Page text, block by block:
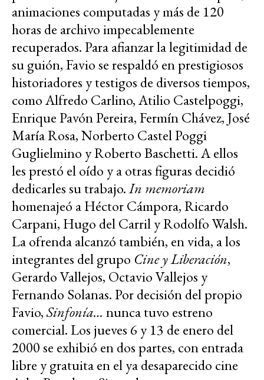
animaciones computadas y más de 120
horas de archivo impecablemente
recuperados. Para afianzar la legitimidad de
su guión, Favio se respaldó en prestigiosos
historiadores y testigos de diversos tiempos,
como Alfredo Carlino, Atilio Castelpoggi,
Enrique Pavón Pereira, Fermín Chávez, José
María Rosa, Norberto Castel Poggi
Guglielmino y Roberto Baschetti. A ellos
les prestó el oído y a otras figuras decidió
dedicarles su trabajo.In memoriam
homenajeó a Héctor Cámpora, Ricardo
Carpani, Hugo del Carril y Rodolfo Walsh.
La ofrenda alcanzó también, en vida, a los
integrantes del grupo Cine y Liberación,
Gerardo Vallejos, Octavio Vallejos y
Fernando Solanas. Por decisión del propio
Favio,Sinfonía… nunca tuvo estreno
comercial. Los jueves 6 y 13 de enero del
2000 se exhibió en dos partes, con entrada
libre y gratuita en el ya desaparecido cine